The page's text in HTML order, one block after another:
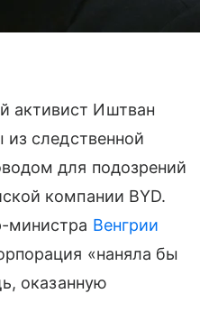
активист Иштван
следственной
для подозрений
компании BYD.
министра Венгрии
«наняла бы
оказанную